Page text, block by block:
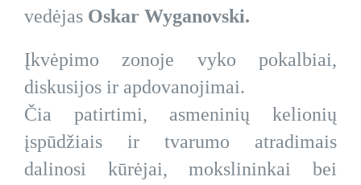
vedėjas Oskar Wyganovski.
Įkvėpimo zonoje vyko pokalbiai,
diskusijos ir apdovanojimai.
Čia patirtimi, asmeninių kelionių
įspūdžiais ir tvarumo atradimais
dalinosi kūrėjai, mokslininkai bei